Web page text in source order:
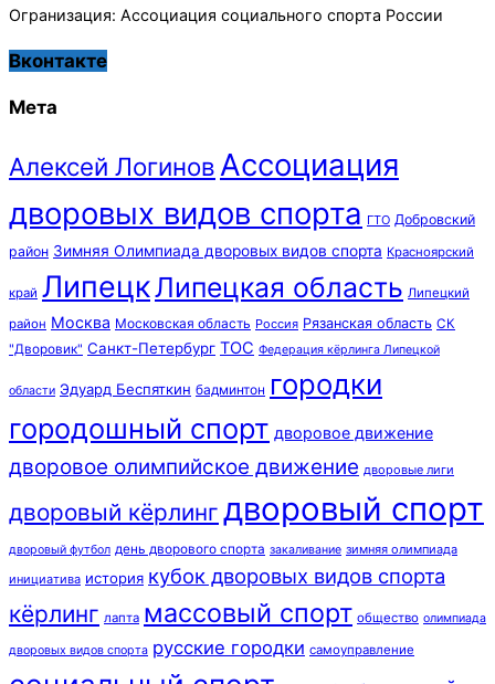
Огранизация: Ассоциация социального спорта России
Вконтакте
Мета
Алексей ЛогиновАссоциация
дворовых видов спорта ГТО Добровский
район Зимняя Олимпиада дворовых видов спорта Красноярский
край ЛипецкЛипецкая область Липецкий
район Москва Московская область Россия Рязанская область СК
"Дворовик" Санкт-Петербург ТОС Федерация кёрлинга Липецкой
области Эдуард Беспяткин бадминтон городки
городошный спорт дворовое движение
дворовое олимпийское движение дворовые лиги
дворовый кёрлинг дворовый спорт
дворовый футбол день дворового спорта закаливание зимняя олимпиада
инициатива история кубок дворовых видов спорта
кёрлинг лапта массовый спорт общество олимпиада
дворовых видов спорта русские городки самоуправление